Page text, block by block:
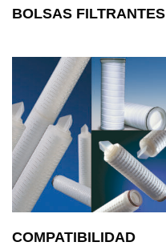
BOLSAS FILTRANTES
COMPATIBILIDAD